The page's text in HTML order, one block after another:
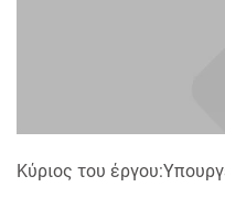
Κύριος του